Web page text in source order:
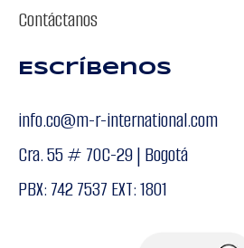
Contáctanos
Escríbenos
info.co@m-r-international.com
Cra. 55 # 70C-29 | Bogotá
PBX: 742 7537 EXT: 1801